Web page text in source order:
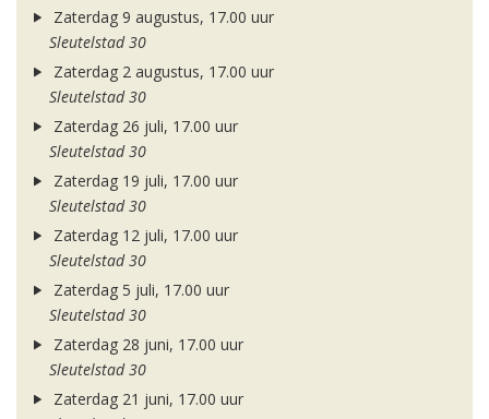
Zaterdag 9 augustus, 17.00 uur
Sleutelstad 30
Zaterdag 2 augustus, 17.00 uur
Sleutelstad 30
Zaterdag 26 juli, 17.00 uur
Sleutelstad 30
Zaterdag 19 juli, 17.00 uur
Sleutelstad 30
Zaterdag 12 juli, 17.00 uur
Sleutelstad 30
Zaterdag 5 juli, 17.00 uur
Sleutelstad 30
Zaterdag 28 juni, 17.00 uur
Sleutelstad 30
Zaterdag 21 juni, 17.00 uur